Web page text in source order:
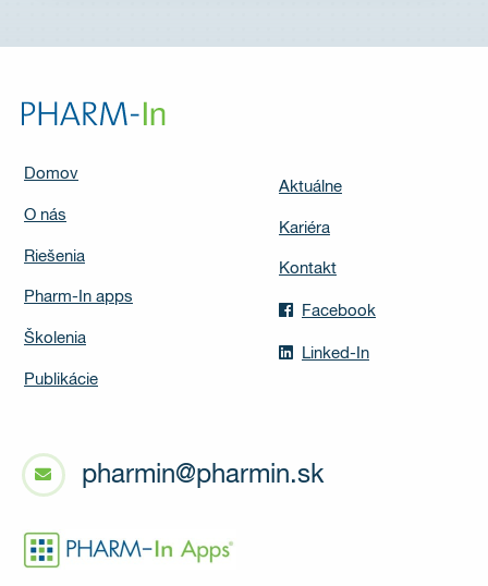
Domov
O nás
Riešenia
Pharm-In apps
Školenia
Publikácie
Aktuálne
Kariéra
Kontakt
Facebook
Linked-In
pharmin@pharmin.sk